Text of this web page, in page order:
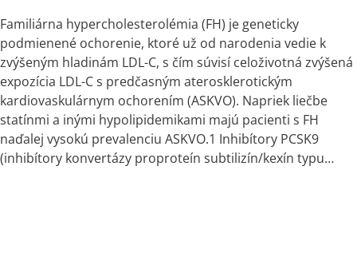
Familiárna hypercholesterolémia (FH) je geneticky
podmienené ochorenie, ktoré už od narodenia vedie k
zvýšeným hladinám LDL-C, s čím súvisí celoživotná zvýšená
expozícia LDL-C s predčasným aterosklerotickým
kardiovaskulárnym ochorením (ASKVO). Napriek liečbe
statínmi a inými hypolipidemikami majú pacienti s FH
naďalej vysokú prevalenciu ASKVO.1 Inhibítory PCSK9
(inhibítory konvertázy proproteín subtilizín/kexín typu…